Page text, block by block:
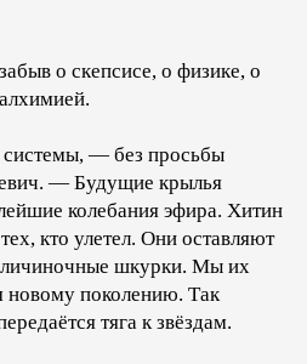
о скепсисе, о физике, о
— без просьбы
— Будущие крылья
колебания эфира. Хитин
кто улетел. Они оставляют
шкурки. Мы их
поколению. Так
тяга к звёздам.